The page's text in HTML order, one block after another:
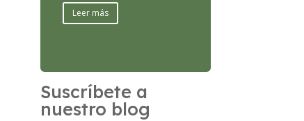
Leer más
Suscríbete a
nuestro blog